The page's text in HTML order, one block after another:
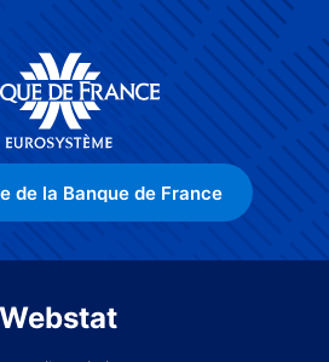
de la Banque de France
Webstat